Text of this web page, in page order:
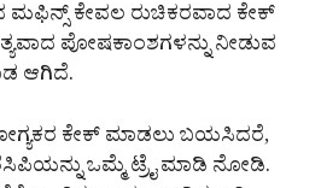
ಮಫಿನ್ಸ್ ಕೇವಲ ರುಚಿಕರವಾದ ಕೇಕ್
ಪೋಷಕಾಂಶಗಳನ್ನು ನೀಡುವ
ಆಗಿದೆ.
ಕೇಕ್ ಮಾಡಲು ಬಯಸಿದರೆ,
ಒಮ್ಮೆ ಟ್ರೈ ಮಾಡಿ ನೋಡಿ.